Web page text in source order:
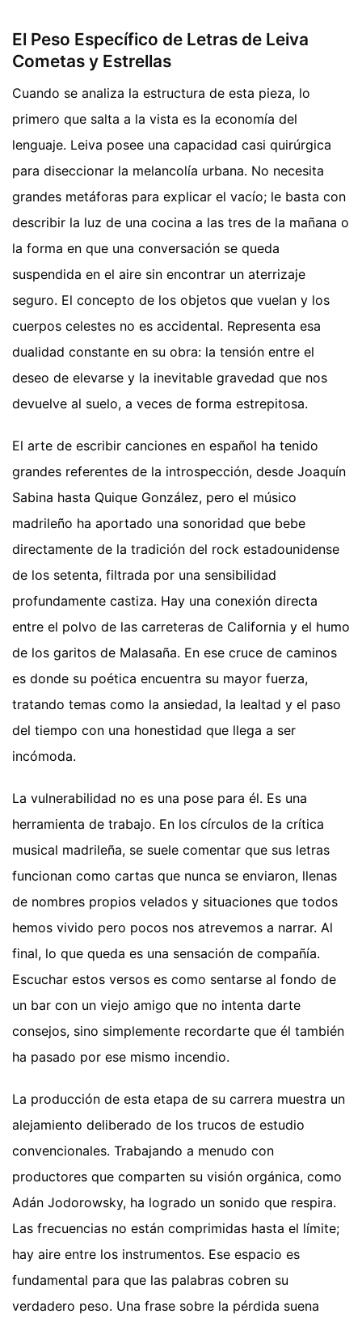
El Peso Específico de Letras de Leiva
Cometas y Estrellas
Cuando se analiza la estructura de esta pieza, lo
primero que salta a la vista es la economía del
lenguaje. Leiva posee una capacidad casi quirúrgica
para diseccionar la melancolía urbana. No necesita
grandes metáforas para explicar el vacío; le basta con
describir la luz de una cocina a las tres de la mañana o
la forma en que una conversación se queda
suspendida en el aire sin encontrar un aterrizaje
seguro. El concepto de los objetos que vuelan y los
cuerpos celestes no es accidental. Representa esa
dualidad constante en su obra: la tensión entre el
deseo de elevarse y la inevitable gravedad que nos
devuelve al suelo, a veces de forma estrepitosa.
El arte de escribir canciones en español ha tenido
grandes referentes de la introspección, desde Joaquín
Sabina hasta Quique González, pero el músico
madrileño ha aportado una sonoridad que bebe
directamente de la tradición del rock estadounidense
de los setenta, filtrada por una sensibilidad
profundamente castiza. Hay una conexión directa
entre el polvo de las carreteras de California y el humo
de los garitos de Malasaña. En ese cruce de caminos
es donde su poética encuentra su mayor fuerza,
tratando temas como la ansiedad, la lealtad y el paso
del tiempo con una honestidad que llega a ser
incómoda.
La vulnerabilidad no es una pose para él. Es una
herramienta de trabajo. En los círculos de la crítica
musical madrileña, se suele comentar que sus letras
funcionan como cartas que nunca se enviaron, llenas
de nombres propios velados y situaciones que todos
hemos vivido pero pocos nos atrevemos a narrar. Al
final, lo que queda es una sensación de compañía.
Escuchar estos versos es como sentarse al fondo de
un bar con un viejo amigo que no intenta darte
consejos, sino simplemente recordarte que él también
ha pasado por ese mismo incendio.
La producción de esta etapa de su carrera muestra un
alejamiento deliberado de los trucos de estudio
convencionales. Trabajando a menudo con
productores que comparten su visión orgánica, como
Adán Jodorowsky, ha logrado un sonido que respira.
Las frecuencias no están comprimidas hasta el límite;
hay aire entre los instrumentos. Ese espacio es
fundamental para que las palabras cobren su
verdadero peso. Una frase sobre la pérdida suena